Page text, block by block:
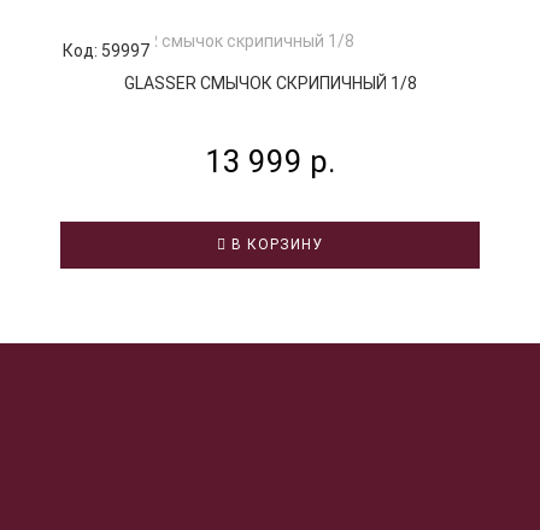
Код: 59997
GLASSER СМЫЧОК СКРИПИЧНЫЙ 1/8
13 999 р.
В КОРЗИНУ